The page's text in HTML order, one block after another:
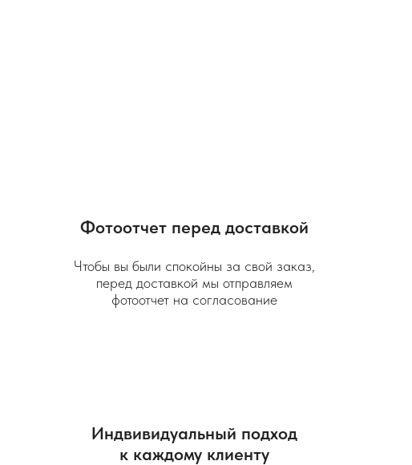
Фотоотчет перед доставкой
Чтобы вы были спокойны за свой заказ,
перед доставкой мы отправляем
фотоотчет на согласование
Индвивидуальный подход
к каждому клиенту